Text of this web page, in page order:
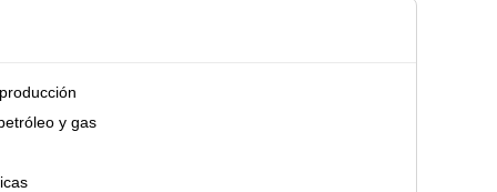
y gas